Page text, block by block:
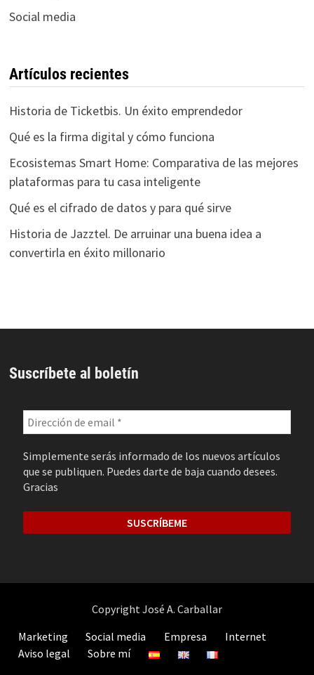
Social media
Artículos recientes
Historia de Ticketbis. Un éxito emprendedor
Qué es la firma digital y cómo funciona
Ecosistemas Smart Home: Comparativa de las mejores
plataformas para tu casa inteligente
Qué es el cifrado de datos y para qué sirve
Historia de Jazztel. De arruinar una buena idea a
convertirla en éxito millonario
Suscríbete al boletín
Simplemente serás informado de los nuevos artículos
que se publiquen. Puedes darte de baja cuando desees.
Gracias
Copyright José A. Carballar
Marketing
Social media Empresa
Internet
Aviso legal
Sobre mí